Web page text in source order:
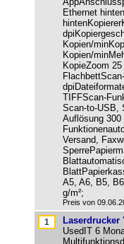
Ethernet
Kopien/
Kopien/
KopieZoom
TIFFScan-
Scan-to-USB,
Auflösung
Versand,
A5, A6, B5,
g/m²;
Preis von
Laserdrucker
UsedIT 6